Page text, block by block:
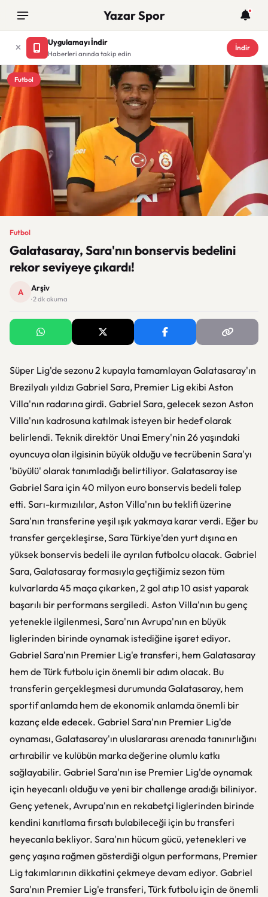
Yazar Spor
Uygulamayı İndir
Haberleri anında takip edin
İndir
Futbol
Futbol
Galatasaray, Sara'nın bonservis bedelini
rekor seviyeye çıkardı!
A Arşiv
· 2 dk okuma
Süper Lig'de sezonu 2 kupayla tamamlayan Galatasaray'ın
Brezilyalı yıldızı Gabriel Sara, Premier Lig ekibi Aston
Villa'nın radarına girdi. Gabriel Sara, gelecek sezon Aston
Villa'nın kadrosuna katılmak isteyen bir hedef olarak
belirlendi. Teknik direktör Unai Emery'nin 26 yaşındaki
oyuncuya olan ilgisinin büyük olduğu ve tecrübenin Sara'yı
'büyülü' olarak tanımladığı belirtiliyor. Galatasaray ise
Gabriel Sara için 40 milyon euro bonservis bedeli talep
etti. Sarı-kırmızılılar, Aston Villa'nın bu teklifi üzerine
Sara'nın transferine yeşil ışık yakmaya karar verdi. Eğer bu
transfer gerçekleşirse, Sara Türkiye'den yurt dışına en
yüksek bonservis bedeli ile ayrılan futbolcu olacak. Gabriel
Sara, Galatasaray formasıyla geçtiğimiz sezon tüm
kulvarlarda 45 maça çıkarken, 2 gol atıp 10 asist yaparak
başarılı bir performans sergiledi. Aston Villa'nın bu genç
yetenekle ilgilenmesi, Sara'nın Avrupa'nın en büyük
liglerinden birinde oynamak istediğine işaret ediyor.
Gabriel Sara'nın Premier Lig'e transferi, hem Galatasaray
hem de Türk futbolu için önemli bir adım olacak. Bu
transferin gerçekleşmesi durumunda Galatasaray, hem
sportif anlamda hem de ekonomik anlamda önemli bir
kazanç elde edecek. Gabriel Sara'nın Premier Lig'de
oynaması, Galatasaray'ın uluslararası arenada tanınırlığını
artırabilir ve kulübün marka değerine olumlu katkı
sağlayabilir. Gabriel Sara'nın ise Premier Lig'de oynamak
için heyecanlı olduğu ve yeni bir challenge aradığı biliniyor.
Genç yetenek, Avrupa'nın en rekabetçi liglerinden birinde
kendini kanıtlama fırsatı bulabileceği için bu transferi
heyecanla bekliyor. Sara'nın hücum gücü, yetenekleri ve
genç yaşına rağmen gösterdiği olgun performans, Premier
Lig takımlarının dikkatini çekmeye devam ediyor. Gabriel
Sara'nın Premier Lig'e transferi, Türk futbolu için de önemli